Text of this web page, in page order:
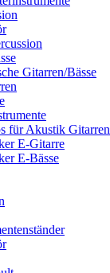
Gitarren/Bässe
für Akustik Gitarren
E-Gitarre
E-Bässe